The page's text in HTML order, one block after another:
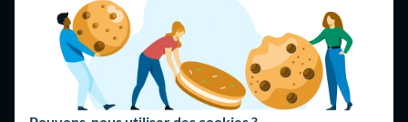
09 75 18 60 60
(8h-21h)
75018 Paris